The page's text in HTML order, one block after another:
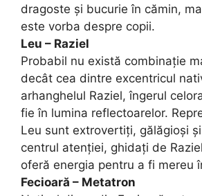
dragoste și bucurie în cămin,
este vorba despre copii.
Leu – Raziel
Probabil nu există combinație
decât cea dintre excentricul
arhanghelul Raziel, îngerul
fie în lumina reflectoarelor.
Leu sunt extrovertiți, gălăgioși
centrul atenției, ghidați de
oferă energia pentru a fi mereu
Fecioară – Metatron